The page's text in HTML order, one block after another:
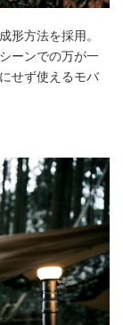
形方法を採用。
ーンでの万が一
せず使えるモバ